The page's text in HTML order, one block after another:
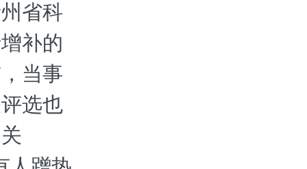
省科
补的
当事
选也